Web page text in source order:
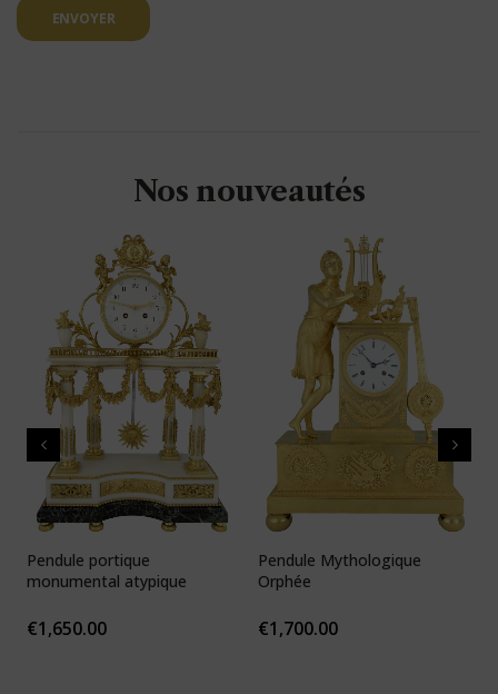
ENVOYER
Nos nouveautés
Pendule portique
monumental atypique
€1,650.00
Pendule Mythologique
Orphée
€1,700.00